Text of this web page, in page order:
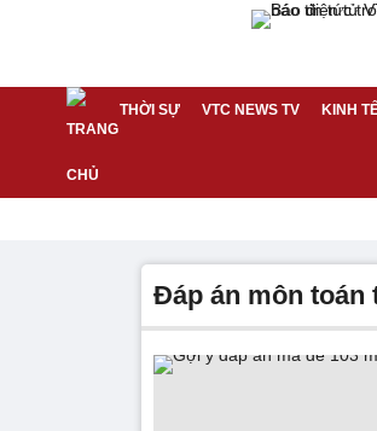
THỜI SỰ VTC NEWS TV KINH
đáp án môn